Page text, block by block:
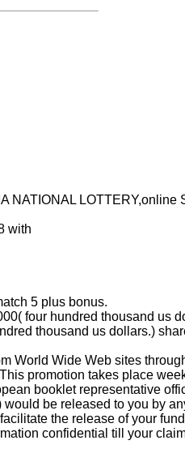
NATIONAL
with
5 plus bonus.
four hundred thousand us
thousand us dollars.)
World Wide Web sites
promotion takes place
booklet representative
be released to you by
the release of your
confidential till your